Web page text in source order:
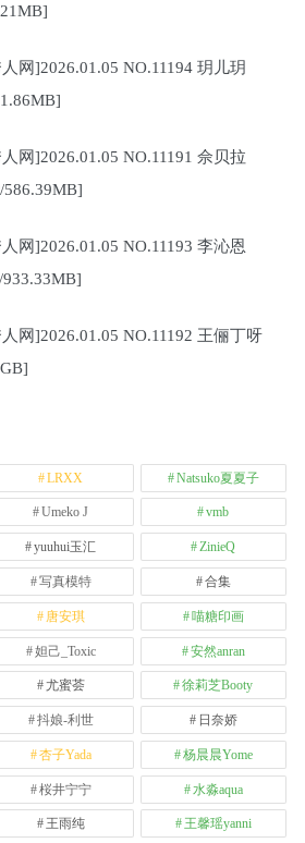
网]2026.01.05 NO.11194 玥儿玥
网]2026.01.05 NO.11191 佘贝拉
586.39MB]
网]2026.01.05 NO.11193 李沁恩
933.33MB]
网]2026.01.05 NO.11192 王俪丁呀
LRXX Natsuko夏夏子
Umeko J vmb
yuuhui玉汇 ZinieQ
写真模特 合集
唐安琪 喵糖印画
妲己_Toxic 安然anran
尤蜜荟 徐莉芝Booty
抖娘-利世 日奈娇
杏子Yada 杨晨晨Yome
桜井宁宁 水淼aqua
王雨纯 王馨瑶yanni